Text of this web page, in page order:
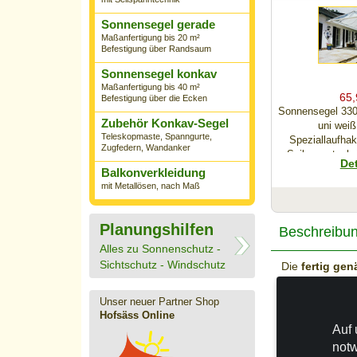
Sonnensegel
uni
- mit 26x
Die fertig
Breite
an Ihrem
speziellen
einwirkende
Sonnensegel gerade
Maßanfertigung bis 20 m²
Befestigung über Randsaum
Sonnensegel konkav
Maßanfertigung bis 40 m²
Befestigung über die Ecken
Zubehör Konkav-Segel
Teleskopmaste, Spanngurte,
Zugfedern, Wandanker
Balkonverkleidung
mit Metallösen, nach Maß
Planungshilfen
Alles zu Sonnenschutz -
Sichtschutz - Windschutz
Unser neuer Partner Shop
Hofsäss Online
Auf